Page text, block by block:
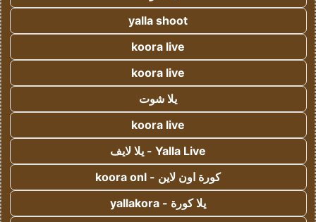
yalla shoot
koora live
koora live
يلا شوت
koora live
Yalla Live - يلا لايف
كورة اون لاين - koora onl
يلا كورة - yallakora